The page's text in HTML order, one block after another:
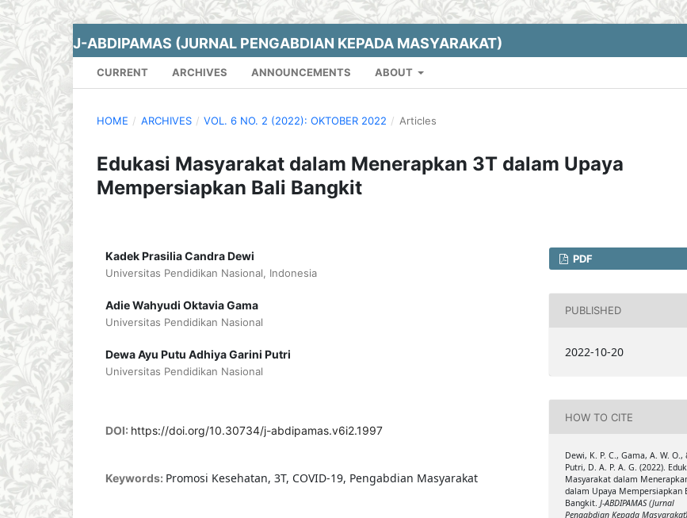
J-ABDIPAMAS (JURNAL PENGABDIAN KEPADA MASYARAKAT)
CURRENT ARCHIVES ANNOUNCEMENTS ABOUT
HOME / ARCHIVES / VOL. 6 NO. 2 (2022): OKTOBER 2022 / Articles
Edukasi Masyarakat dalam Menerapkan 3T dalam Upaya
Mempersiapkan Bali Bangkit
Kadek Prasilia Candra Dewi
Universitas Pendidikan Nasional, Indonesia
Adie Wahyudi Oktavia Gama
Universitas Pendidikan Nasional
Dewa Ayu Putu Adhiya Garini Putri
Universitas Pendidikan Nasional
DOI: https://doi.org/10.30734/j-abdipamas.v6i2.1997
Keywords: Promosi Kesehatan, 3T, COVID-19, Pengabdian Masyarakat
PDF
PUBLISHED
2022-10-20
HOW TO CITE
Dewi, K. P. C., Gama, A. W. O.,
Putri, D. A. P. A. G. (2022).
Masyarakat dalam
dalam Upaya Mempersiapkan
Bangkit. J-ABDIPAMAS (Jurnal
Pengabdian Kepada Masyarakat)